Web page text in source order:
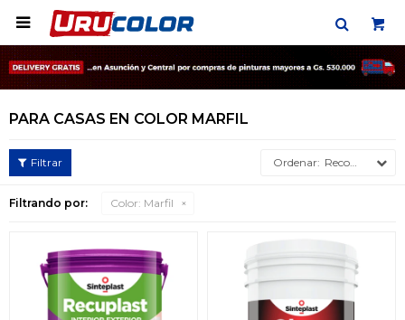

PARA CASAS EN COLOR MARFIL
Recomendados
Filtrando por: Color: Marfil